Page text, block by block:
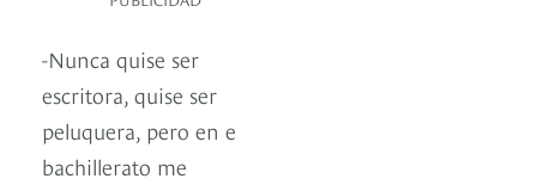
-Nunca quise ser
escritora, quise ser
peluquera, pero en e
bachillerato me